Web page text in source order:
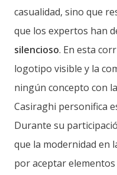
casualidad, sino que
que los expertos han
silencioso. En esta
logotipo visible y la
ningún concepto con
Casiraghi personifica
Durante su
que la modernidad en
por aceptar